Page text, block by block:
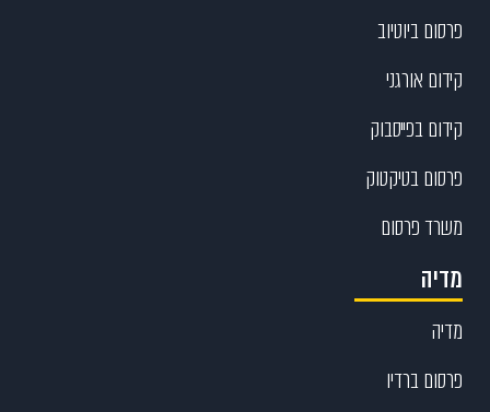
פרסום ביוטיוב
קידום אורגני
קידום בפייסבוק
פרסום בטיקטוק
משרד פרסום
מדיה
מדיה
פרסום ברדיו